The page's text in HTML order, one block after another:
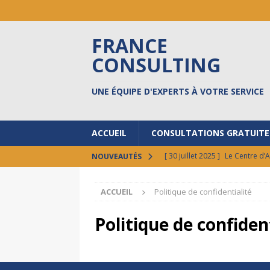
FRANCE
CONSULTING
UNE ÉQUIPE D'EXPERTS À VOTRE SERVICE
ACCUEIL CONSULTATIONS
NOUVEAUTÉS [ 30 juillet 2025 ] Le Centre
[ 30 septembre 2024 ] FCI au
[ 17 septembre 2024 ]
8
ACCUEIL Politique de confidentialité
Politique de